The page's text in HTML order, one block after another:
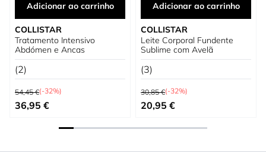
Adicionar ao carrinho
COLLISTAR
Tratamento Intensivo
Abdómen e Ancas
(2)
Preço Normal
54,45 €(-32%)
Preço Especial
36,95 €
Adicionar ao carrinho
COLLISTAR
Leite Corporal Fundente
Sublime com Avelã
(3)
Preço Normal
30,85 €(-32%)
Preço Especial
20,95 €